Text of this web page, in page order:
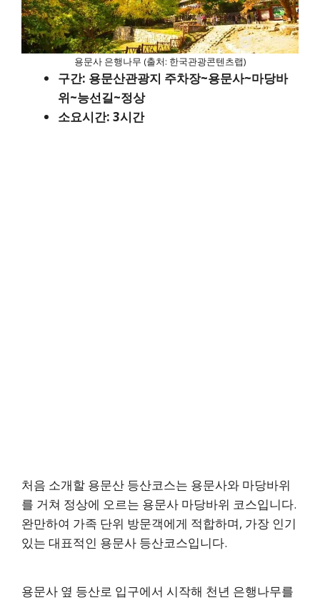
용문사 은행나무 (출처: 한국관광콘텐츠랩)
구간: 용문산관광지 주차장~용문사~마당바
위~능선길~정상
소요시간: 3시간
처음 소개할 용문산 등산코스는 용문사와 마당바위
를 거쳐 정상에 오르는 용문사 마당바위 코스입니다.
완만하여 가족 단위 방문객에게 적합하며, 가장 인기
있는 대표적인 용문사 등산코스입니다.
용문사 옆 등산로 입구에서 시작해 천년 은행나무를